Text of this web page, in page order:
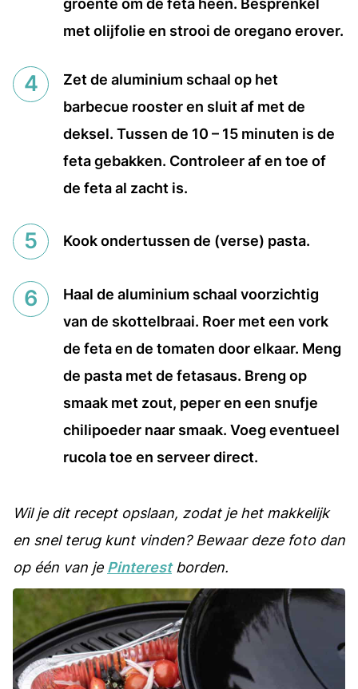
met olijfolie en strooi de oregano erover.
Zet de aluminium schaal op het
barbecue rooster en sluit af met de
deksel. Tussen de 10 – 15 minuten is de
feta gebakken. Controleer af en toe of
de feta al zacht is.
Kook ondertussen de (verse) pasta.
Haal de aluminium schaal voorzichtig
van de skottelbraai. Roer met een vork
de feta en de tomaten door elkaar. Meng
de pasta met de fetasaus. Breng op
smaak met zout, peper en een snufje
chilipoeder naar smaak. Voeg eventueel
rucola toe en serveer direct.
Wil je dit recept opslaan, zodat je het makkelijk
en snel terug kunt vinden? Bewaar deze foto dan
op één van je Pinterestborden.